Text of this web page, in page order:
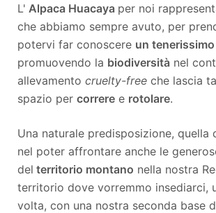
L' Alpaca Huacaya per noi
che abbiamo sempre avuto, per
potervi far conoscere un
promuovendo la biodiversità nel
allevamento cruelty-free che lascia
spazio per correre e rotolare.
Una naturale predisposizione, quella
nel poter affrontare anche le
del territorio montano nella nostra
territorio dove vorremmo insediarci,
volta, con una nostra seconda base